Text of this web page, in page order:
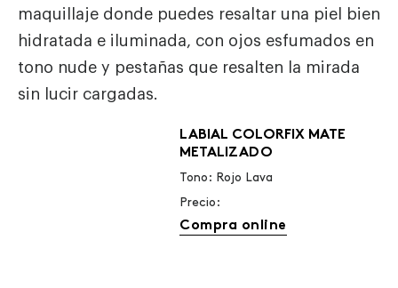
maquillaje donde puedes resaltar una piel bien
hidratada e iluminada, con ojos esfumados en
tono nude y pestañas que resalten la mirada
sin lucir cargadas.
LABIAL COLORFIX MATE
METALIZADO
Tono: Rojo Lava
Precio:
Compra online